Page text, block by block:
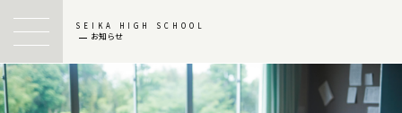
SEIKA HIGH SCHOOL
お知らせ